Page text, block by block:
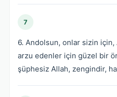
7
6. Andolsun, onlar sizin için,
arzu edenler için güzel bir
şüphesiz Allah, zengindir,